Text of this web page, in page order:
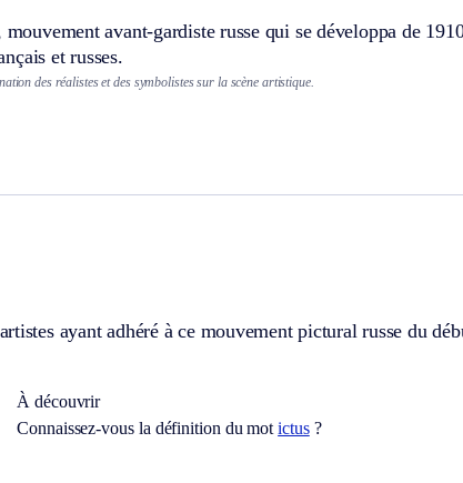
avant-gardiste russe qui se développa de
et russes.
des réalistes et des symbolistes sur la scène artistique.
ayant adhéré à ce mouvement pictural russe du
À découvrir
Connaissez-vous la définition du motictus?